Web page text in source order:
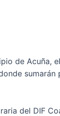
de Acuña,
del DIF